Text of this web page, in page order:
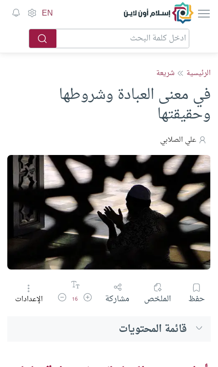
إسلام أون لاين EN
الرئيسية شريعة
في معنى العبادة وشروطها
وحقيقتها
علي الصلابي
حفظ الملخص مشاركة زيادة حجم الخط
16 تقليل حجم الخط
الإعدادات
قائمة المحتويات